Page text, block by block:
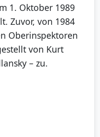
1. Oktober 1989
Zuvor, von 1984
Oberinspektoren
von Kurt
– zu.